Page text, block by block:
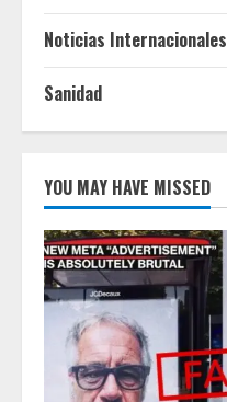
Noticias Internacionales
Sanidad
YOU MAY HAVE MISSED